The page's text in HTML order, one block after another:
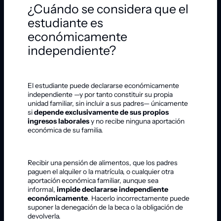
¿Cuándo se considera que el
estudiante es
económicamente
independiente?
El estudiante puede declararse económicamente
independiente —y por tanto constituir su propia
unidad familiar, sin incluir a sus padres— únicamente
sidepende exclusivamente de sus propios
ingresos laboralesy no recibe ninguna aportación
económica de su familia.
Recibir una pensión de alimentos, que los padres
paguen el alquiler o la matrícula, o cualquier otra
aportación económica familiar, aunque sea
informal, impide declararse independiente
económicamente. Hacerlo incorrectamente puede
suponer la denegación de la beca o la obligación de
devolverla.